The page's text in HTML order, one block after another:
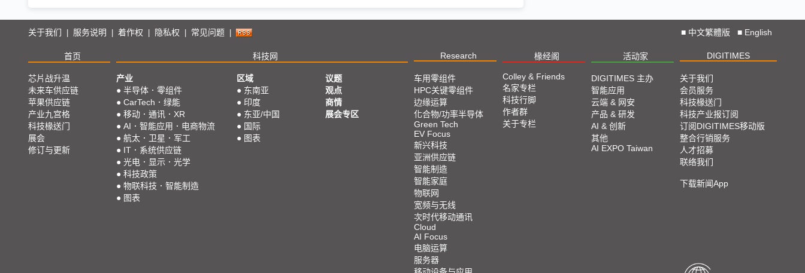
关于我们 服务说明 着作权 隐私权 常见问题 ■ 中文繁體版 ■ English
首页 科技网 Research 椽经阁 活动家 DIGITIMES
芯片战升温
未来车供应链
苹果供应链
产业九宫格
科技椽送门
展会
修订与更新
产业
● 半导体．零组件
● CarTech．绿能
● 移动．通讯．XR
● AI．智能应用．电商物流
● 航太．卫星．军工
● IT．系统供应链
● 光电．显示．光学
● 科技政策
● 物联科技．智能制造
● 图表
区域
● 东南亚
● 印度
● 东亚/中国
● 国际
● 图表
议题
观点
商情
展会专区
车用零组件
HPC关键零组件
边缘运算
化合物/功率半导体
Green Tech
EV Focus
新兴科技
亚洲供应链
智能制造
智能家庭
物联网
宽频与无线
次时代移动通讯
Cloud
AI Focus
电脑运算
服务器
Colley & Friends
名家专栏
科技行脚
作者群
关于专栏
DIGITIMES 主办
智能应用
云端 & 网安
产品 & 研发
AI & 创新
其他
AI EXPO Taiwan
关于我们
会员服务
科技椽送门
科技产业报订阅
订阅DIGITIMES移动版
整合行销服务
人才招募
联络我们
下载新闻App